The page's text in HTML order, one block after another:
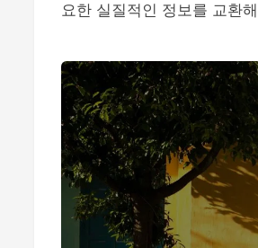
요한 실질적인 정보를 교환